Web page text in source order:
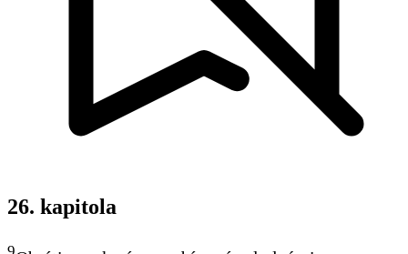
26. kapitola